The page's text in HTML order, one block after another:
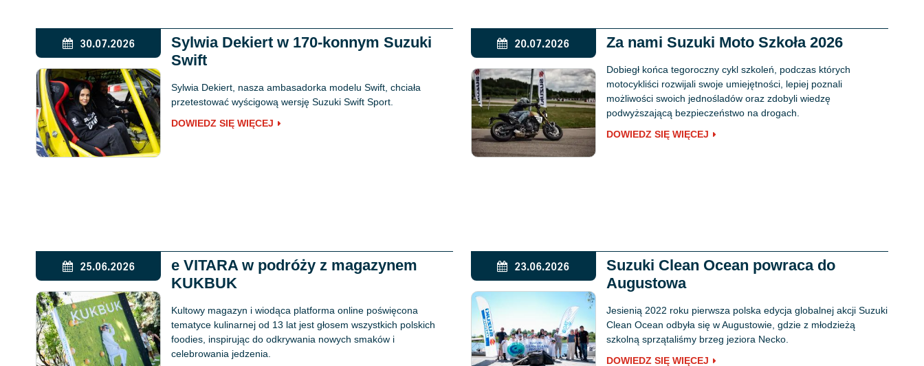
30.07.2026
Sylwia Dekiert w 170-konnym Suzuki
Swift
Sylwia Dekiert, nasza ambasadorka modelu Swift, chciała
przetestować wyścigową wersję Suzuki Swift Sport.
DOWIEDZ SIĘ WIĘCEJ
20.07.2026 Za nami Suzuki Moto Szkoła 2026
Dobiegł końca tegoroczny cykl szkoleń, podczas których
motocykliści rozwijali swoje umiejętności, lepiej poznali
możliwości swoich jednośladów oraz zdobyli wiedzę
podwyższającą bezpieczeństwo na drogach.
DOWIEDZ SIĘ WIĘCEJ
25.06.2026
e VITARA w podróży z magazynem
KUKBUK
Kultowy magazyn i wiodąca platforma online poświęcona
tematyce kulinarnej od 13 lat jest głosem wszystkich polskich
foodies, inspirując do odkrywania nowych smaków i
celebrowania jedzenia.
23.06.2026
Suzuki Clean Ocean powraca do
Augustowa
Jesienią 2022 roku pierwsza polska edycja globalnej akcji Suzuki
Clean Ocean odbyła się w Augustowie, gdzie z młodzieżą
szkolną sprzątaliśmy brzeg jeziora Necko.
DOWIEDZ SIĘ WIĘCEJ